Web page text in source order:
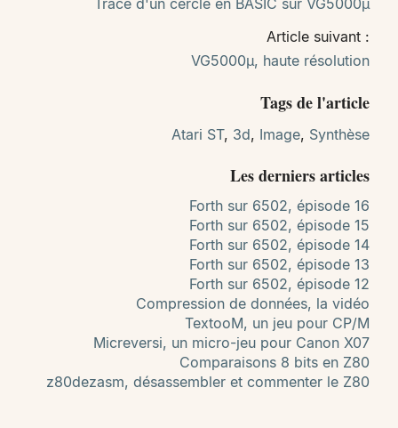
Tracé d'un cercle en BASIC sur VG5000µ
Article suivant :
VG5000µ, haute résolution
Tags de l'article
Atari ST, 3d, Image, Synthèse
Les derniers articles
Forth sur 6502, épisode 16
Forth sur 6502, épisode 15
Forth sur 6502, épisode 14
Forth sur 6502, épisode 13
Forth sur 6502, épisode 12
Compression de données, la vidéo
TextooM, un jeu pour CP/M
Micreversi, un micro-jeu pour Canon X07
Comparaisons 8 bits en Z80
z80dezasm, désassembler et commenter le Z80